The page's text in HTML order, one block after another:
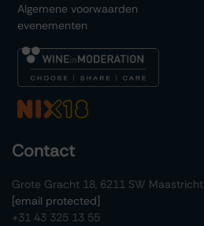
Algemene voorwaarden
evenementen
Contact
Grote Gracht 18, 6211 SW Maastricht
[email protected]
+31 43 325 13 55